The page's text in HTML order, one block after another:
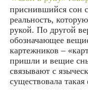
приснившийся сон
реальность,
рукой. По другой
обозначающее
картежников –
пришли и вещие
связывают с
существовала